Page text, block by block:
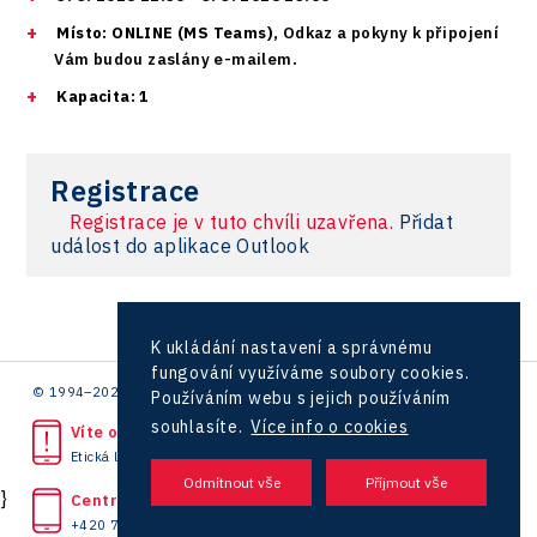
VisionCraft
Hunter Games
LAM-X
Virtual Lab
Aerospace
City
Manufacturing
Rail
Data services
Infrastructure
Podpora podnikání
Společenská odpovědnost
Zaměstnanost
Konference Potenciál místní ekonomiky 2022
Konference Potenciál místní ekonomiky 2021
Představení průběžného pokroku projektu
Pasportizace
Místo: ONLINE (MS Teams), Odkaz a pokyny k připojení
Vám budou zaslány e-mailem.
Kapacita: 1
Registrace
Registrace je v tuto chvíli uzavřena. Přidat
událost do aplikace Outlook
© 1994–2026 CzechInvest | .
Víte o protiprávním jednání?
Etická linka
Centrála
+420 727 850 330
K ukládání nastavení a správnému
fungování využíváme soubory cookies.
Používáním webu s jejich používáním
souhlasíte. Více info o cookies
}